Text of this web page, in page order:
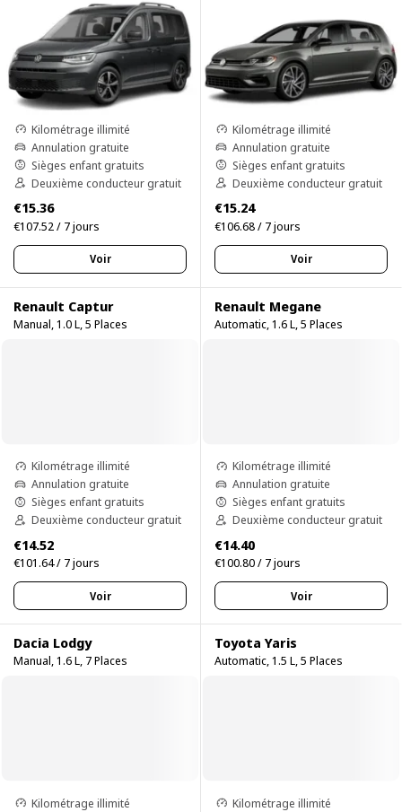
Kilométrage illimité
Annulation gratuite
Sièges enfant gratuits
Deuxième conducteur gratuit
€15.36
€107.52 / 7 jours
Voir
Kilométrage illimité
Annulation gratuite
Sièges enfant gratuits
Deuxième conducteur gratuit
€15.24
€106.68 / 7 jours
Voir
Renault Captur
Manual, 1.0 L, 5 Places
Kilométrage illimité
Annulation gratuite
Sièges enfant gratuits
Deuxième conducteur gratuit
€14.52
€101.64 / 7 jours
Voir
Renault Megane
Automatic, 1.6 L, 5 Places
Kilométrage illimité
Annulation gratuite
Sièges enfant gratuits
Deuxième conducteur gratuit
€14.40
€100.80 / 7 jours
Voir
Dacia Lodgy
Manual, 1.6 L, 7 Places
Kilométrage illimité
Toyota Yaris
Automatic, 1.5 L, 5 Places
Kilométrage illimité